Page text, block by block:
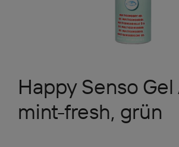
Happy Senso
mint-fresh, grün